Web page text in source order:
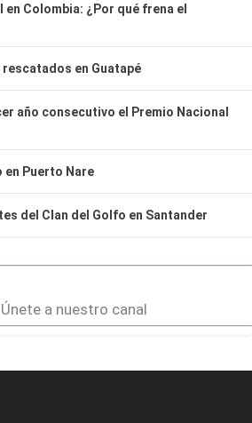
Colombia: ¿Por qué frena el
en Guatapé
año consecutivo el Premio Nacional
en Puerto Nare
del Clan del Golfo en Santander
Únete a nuestro canal